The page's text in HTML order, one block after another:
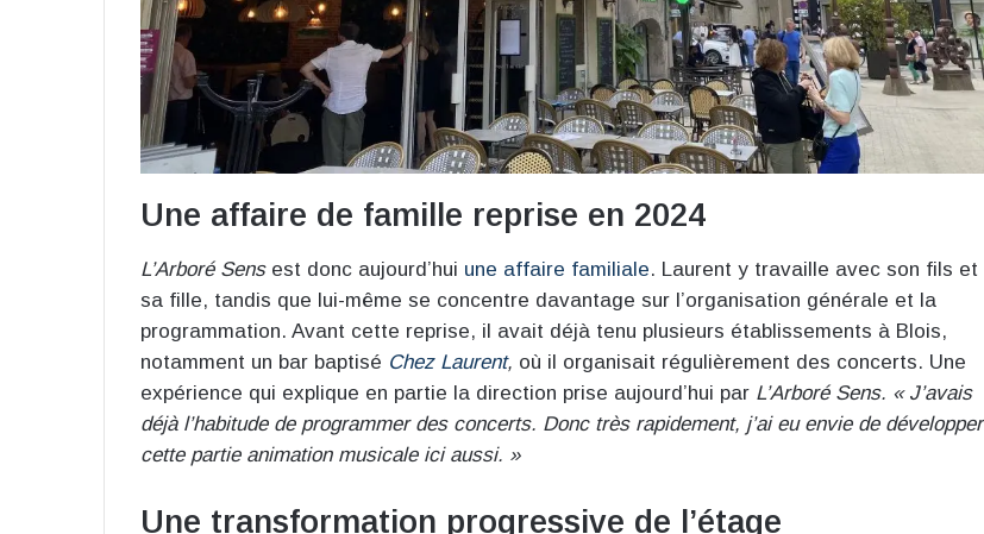
Une affaire de famille reprise en 2024
L’Arboré Sensest donc aujourd’hui une affaire familiale. Laurent y travaille avec son fils et
sa fille, tandis que lui-même se concentre davantage sur l’organisation générale et la
programmation. Avant cette reprise, il avait déjà tenu plusieurs établissements à Blois,
notamment un bar baptisé Chez Laurent, où il organisait régulièrement des concerts. Une
expérience qui explique en partie la direction prise aujourd’hui par L’Arboré Sens. « J’avais
déjà l’habitude de programmer des concerts. Donc très rapidement, j’ai eu envie de développer
cette partie animation musicale ici aussi. »
Une transformation progressive de l’étage